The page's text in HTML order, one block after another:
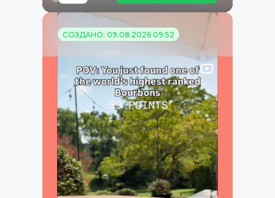
СОЗДАНО: 09.08.2026 09:52